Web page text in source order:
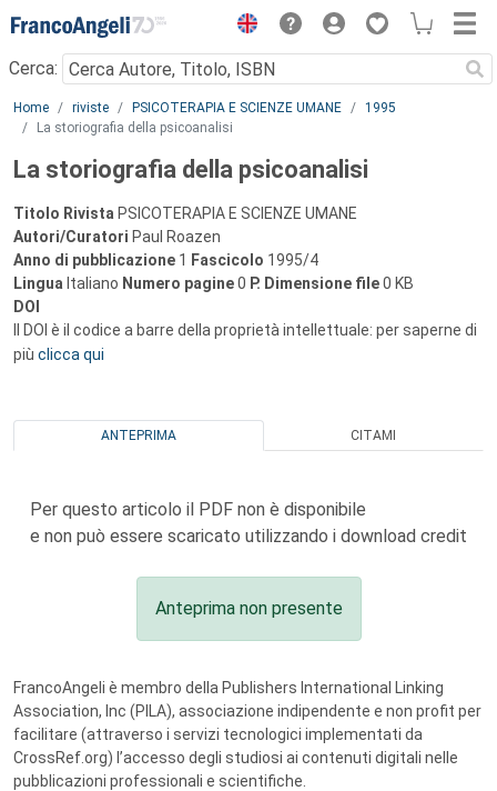
Menu
Cerca:
Main content
Home riviste PSICOTERAPIA E SCIENZE UMANE
1995
La storiografia della psicoanalisi
La storiografia della psicoanalisi
Titolo Rivista PSICOTERAPIA E SCIENZE UMANE
Autori/Curatori Paul Roazen
Anno di pubblicazione 1 Fascicolo 1995/4
Lingua Italiano Numero pagine0 P. Dimensione file0 KB
DOI
Il DOI è il codice a barre della proprietà intellettuale: per saperne di
più clicca qui
ANTEPRIMA CITAMI
Per questo articolo il PDF non è disponibile
e non può essere scaricato utilizzando i download credit
Anteprima non presente
FrancoAngeli è membro della Publishers International Linking
Association, Inc (PILA), associazione indipendente e non profit per
facilitare (attraverso i servizi tecnologici implementati da
CrossRef.org) l’accesso degli studiosi ai contenuti digitali nelle
pubblicazioni professionali e scientifiche.